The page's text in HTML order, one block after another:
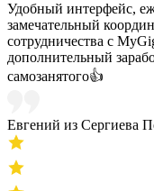
Удобный интерфейс,
замечательный
сотрудничества с
дополнительный
самозанятого👍
Евгений из Сергиева